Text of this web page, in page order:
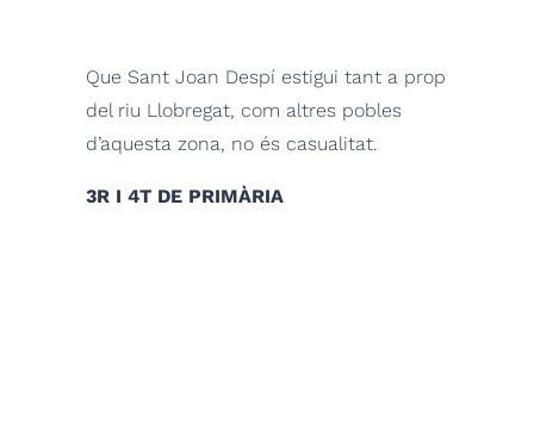
Que Sant Joan Despí estigui tant a prop
del riu Llobregat, com altres pobles
d’aquesta zona, no és casualitat.
3R I 4T DE PRIMÀRIA